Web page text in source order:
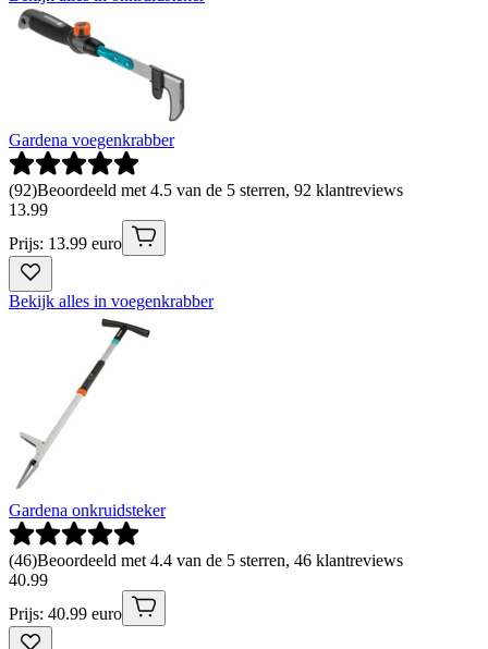
Gardena voegenkrabber
(92)Beoordeeld met 4.5 van de 5 sterren, 92 klantreviews
13.99
Prijs: 13.99 euro
Bekijk alles in voegenkrabber
Gardena onkruidsteker
(46)Beoordeeld met 4.4 van de 5 sterren, 46 klantreviews
40.99
Prijs: 40.99 euro